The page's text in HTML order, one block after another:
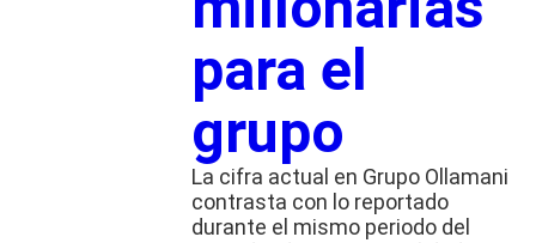
para el
grupo
La cifra actual en Grupo Ollamani
contrasta con lo reportado
durante el mismo periodo del